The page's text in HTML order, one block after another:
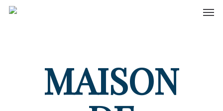
Skip
MAISON